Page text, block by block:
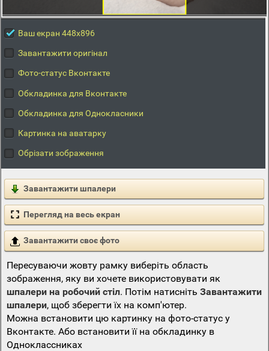
Ваш екран 448x896
Завантажити оригінал
Фото-статус Вконтакте
Обкладинка для Вконтакте
Обкладинка для Однокласники
Картинка на аватарку
Обрізати зображення
Завантажити шпалери
Перегляд на весь екран
Завантажити своє фото
Пересуваючи жовту рамку виберіть область
зображення, яку ви хочете використовувати як
шпалери на робочий стіл. Потім натисніть Завантажити
шпалери, щоб зберегти їх на комп'ютер.
Можна встановити цю картинку на фото-статус у
Вконтакте. Або встановити її на обкладинку в
Одноклассниках